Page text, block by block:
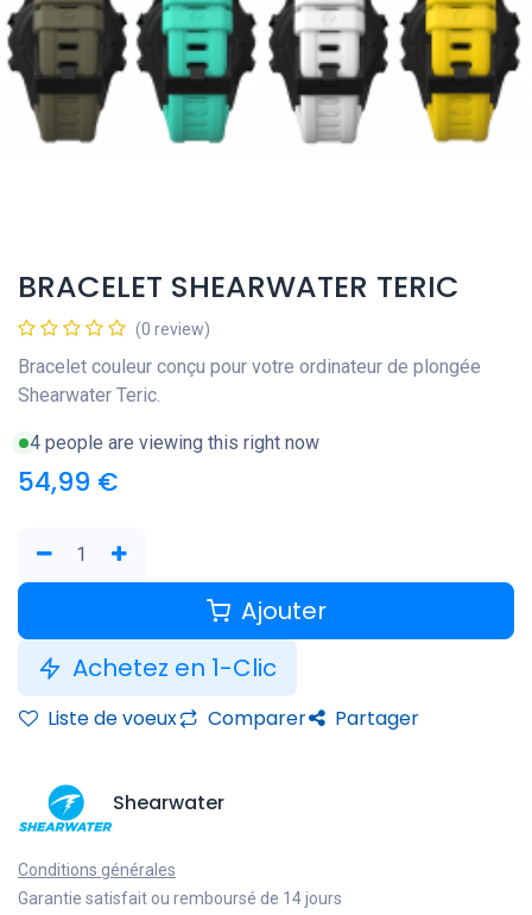
BRACELET SHEARWATER TERIC
(0 review)
Bracelet couleur conçu pour votre ordinateur de plongée
Shearwater Teric.
4 people are viewing this right now
54,99 €
Ajouter
Achetez en 1-Clic
Liste de voeux Comparer Partager
Shearwater
Conditions générales
Garantie satisfait ou remboursé de 14 jours